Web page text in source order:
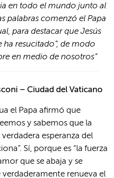
en todo el mundo junto al
palabras comenzó el Papa
para destacar que Jesús
ha resucitado”, de modo
en medio de nosotros”
– Ciudad del Vaticano
el Papa afirmó que
y sabemos que la
esperanza del
Sí, porque es “la fuerza
que se abaja y se
renueva el